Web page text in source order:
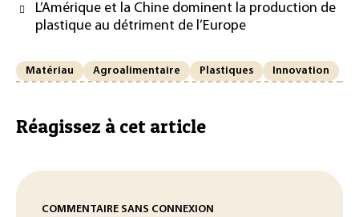
L’Amérique et la Chine dominent la production de
plastique au détriment de l’Europe
Matériau Agroalimentaire Plastiques Innovation
Réagissez à cet article
COMMENTAIRE SANS CONNEXION